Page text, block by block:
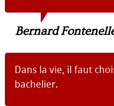
Bernard
Dans la vie, il faut
bachelier.